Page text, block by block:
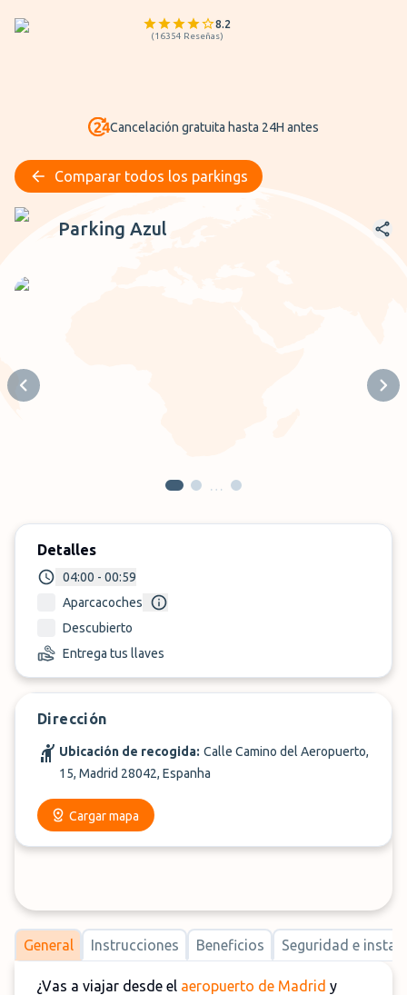
8.2
(16354 Reseñas)
Cancelación gratuita hasta 24H antes
Comparar todos los parkings
Parking Azul
Parking Azul
Previous slide
…
Detalles
04:00 - 00:59
Aparcacoches
Descubierto
Entrega tus llaves
Dirección
Ubicación de recogida: Calle Camino del Aeropuerto,
15, Madrid 28042, Espanha
Cargar mapa
General Instrucciones Beneficios Seguridad e
¿Vas a viajar desde el aeropuerto de Madrid y